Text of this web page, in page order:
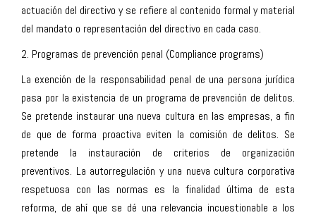
actuación del directivo y se refiere al contenido formal y material
del mandato o representación del directivo en cada caso.
2. Programas de prevención penal (Compliance programs)
La exención de la responsabilidad penal de una persona jurídica
pasa por la existencia de un programa de prevención de delitos.
Se pretende instaurar una nueva cultura en las empresas, a fin
de que de forma proactiva eviten la comisión de delitos. Se
pretende la instauración de criterios de organización
preventivos. La autorregulación y una nueva cultura corporativa
respetuosa con las normas es la finalidad última de esta
reforma, de ahí que se dé una relevancia incuestionable a los